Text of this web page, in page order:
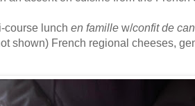
course lunch en famille w/confit de
shown) French regional cheeses,